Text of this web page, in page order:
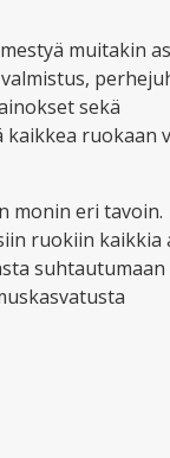
muitakin
sekä
ruokaan
monin eri tavoin.
ruokiin kaikkia
suhtautumaan